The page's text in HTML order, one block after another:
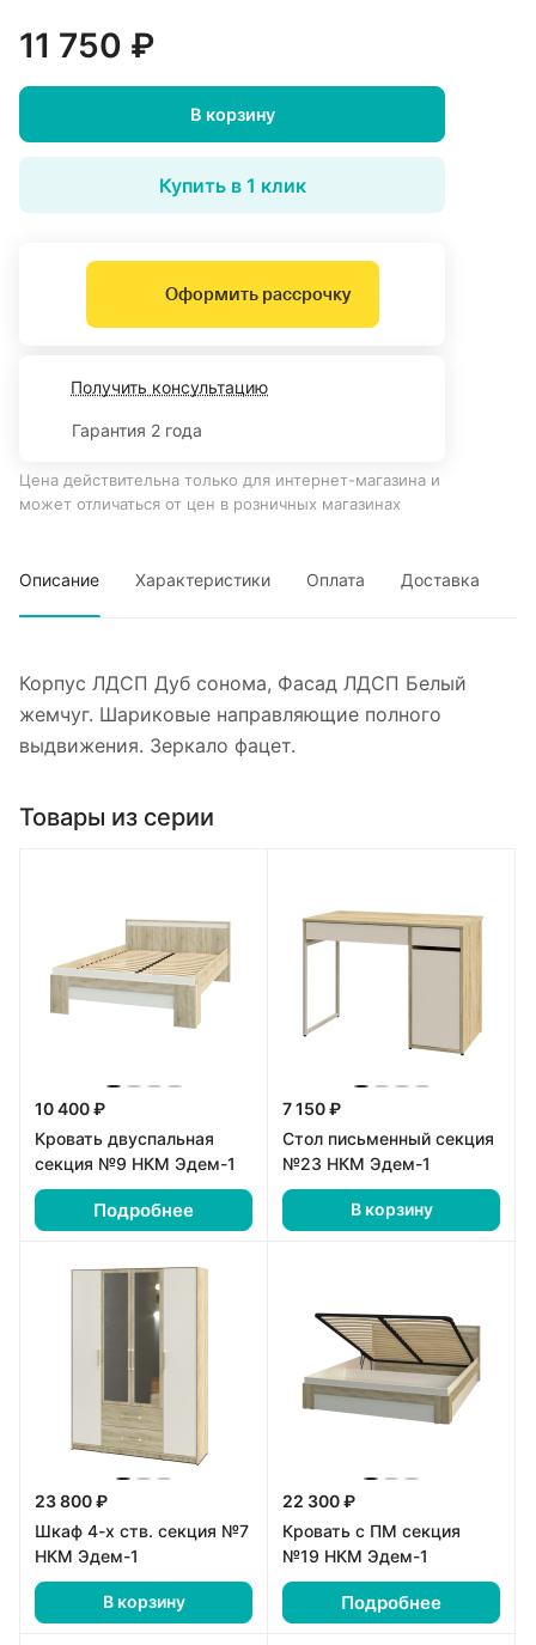
11 750 ₽
В корзину
Купить в 1 клик
Оформить рассрочку
Получить консультацию
Гарантия 2 года
Цена действительна только для интернет-магазина и
может отличаться от цен в розничных магазинах
Описание Характеристики Оплата Доставка
Корпус ЛДСП Дуб сонома, Фасад ЛДСП Белый
жемчуг. Шариковые направляющие полного
выдвижения. Зеркало фацет.
Товары из серии
10 400 ₽
Кровать двуспальная
секция №9 НКМ Эдем-1
Подробнее
7 150 ₽
Стол письменный секция
№23 НКМ Эдем-1
В корзину
23 800 ₽
Шкаф 4-х ств. секция №7
НКМ Эдем-1
В корзину
22 300 ₽
Кровать с ПМ секция
№19 НКМ Эдем-1
Подробнее